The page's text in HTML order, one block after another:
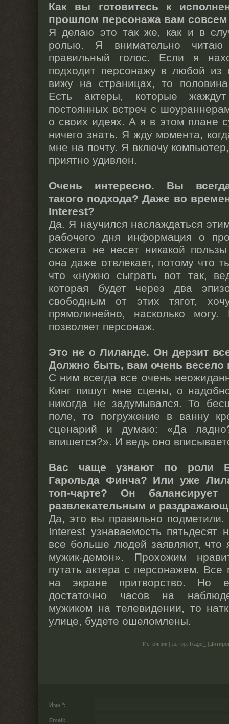
Как вы готовитесь к
прошлом персонажа вам совсем
Я делаю это так же, как и в
ролью. Я внимательно
правильный голос. Если я
подходит персонажу в любой из
вижу на страницах, то
Есть актеры, которые
постоянных встреч с
о своих идеях. А я в этом плане
ничего знать. Я жду момента,
мне на почту. Я включу
приятно удивлен.
Очень интересно. Вы
такого подхода? Даже во
Interest?
Да. Я научился наслаждаться
рабочего дня информация о
сюжета не несет никакой
она даже отвлекает, потому что
что «нужно сыграть вот так,
которая будет через два
свободным от этих тягот,
прямолинейно, насколько
позволяет персонаж.
Это не о Лиланде. Он дерзит
Должно быть, вам очень весело
С ним всегда все очень
Кинг пишут мне сцены, о
никогда не задумывался. То
поле, то погружение в ванну
сценарий и думаю: «Да
впишется?». И ведь оно
Вас чаще узнают по роли
Гарольда Финча? Или уже
топ-чарте? Он
развлекательным и
Да, это вы правильно
Interest узнаваемость пятьдесят
все больше людей заявляют,
мужик-демон». Прохожим
путать актера с персонажем.
на экране притворство. Но
достаточно часов на
мужиком на телевидении, то
улице, будете ошеломлены.
Источник | автор: Rage_ |
Имя *:
Email: